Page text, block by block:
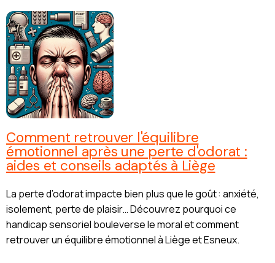
Comment retrouver l'équilibre
émotionnel après une perte d'odorat :
aides et conseils adaptés à Liège
La perte d’odorat impacte bien plus que le goût : anxiété,
isolement, perte de plaisir… Découvrez pourquoi ce
handicap sensoriel bouleverse le moral et comment
retrouver un équilibre émotionnel à Liège et Esneux.